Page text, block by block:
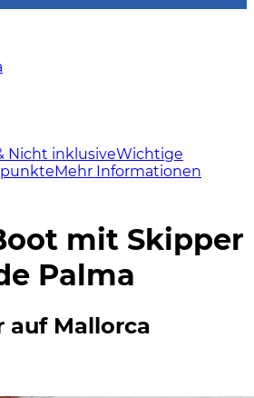
Nicht inklusiveWichtige
Mehr Informationen
mit Skipper
Palma
auf Mallorca